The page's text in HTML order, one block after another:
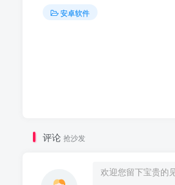
安卓软件
评论 抢沙发